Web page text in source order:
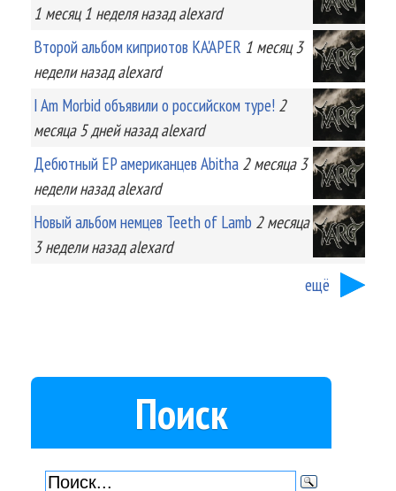
1 месяц 1 неделяназад alexard
Второй альбом киприотов KA'APER 1 месяц 3
неделиназад alexard
I Am Morbid объявили о российском туре! 2
месяца 5 днейназад alexard
Дебютный EP американцев Abitha 2 месяца 3
неделиназад alexard
Новый альбом немцев Teeth of Lamb 2 месяца
3 неделиназад alexard
ещё
Поиск